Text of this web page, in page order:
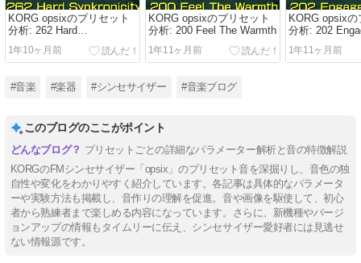
KORG opsixのプリセット
分析: 262 Hard
Synkronicity
1年10ヶ月前
KORG opsixのプリセット
分析: 200 Feel The Warmth
1年11ヶ月前
KORG opsixの
分析: 202
1年11ヶ月前
#音楽 #楽器 #シンセサイザー #音楽ブログ
このブログのここがポイント
プリセットごとの詳細なパラメーター解析と音の特徴解説
KORGのFMシンセサイザー「opsix」のプリセット音を深掘りし、音色の独
自性や変化をわかりやすく紹介しています。各記事は具体的なパラメータ
ーや実験方法も掲載し、音作りの理解を促進。音や画像を駆使して、初心
者から熟練者まで楽しめる内容になっています。さらに、新機種やバージ
ョンアップの情報もタイムリーに伝え、シンセサイザー愛好者には見逃せ
ない情報源です。